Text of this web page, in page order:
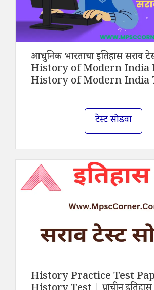
आधुनिक भारताचा इतिहास सराव
History of Modern India
History of Modern India
टेस्ट सोडवा
History Practice Test